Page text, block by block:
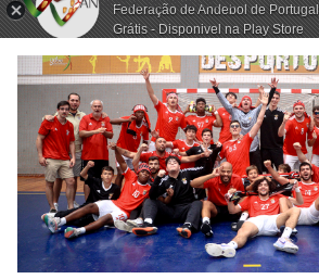
Federação de Andebol de Portugal
Grátis - Disponivel na Play Store